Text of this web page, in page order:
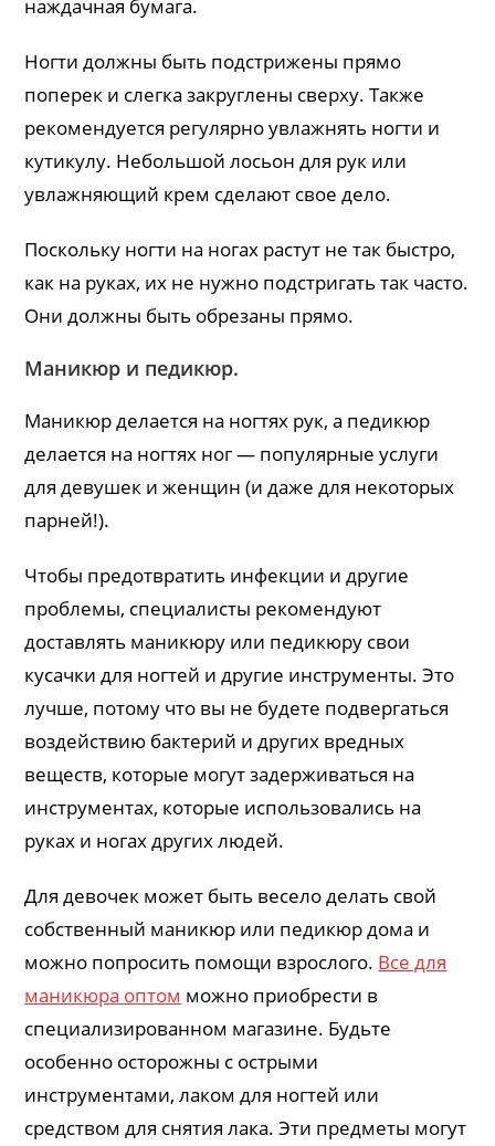
наждачная бумага.
Ногти должны быть подстрижены прямо
поперек и слегка закруглены сверху. Также
рекомендуется регулярно увлажнять ногти и
кутикулу. Небольшой лосьон для рук или
увлажняющий крем сделают свое дело.
Поскольку ногти на ногах растут не так быстро,
как на руках, их не нужно подстригать так часто.
Они должны быть обрезаны прямо.
Маникюр и педикюр.
Маникюр делается на ногтях рук, а педикюр
делается на ногтях ног — популярные услуги
для девушек и женщин (и даже для некоторых
парней!).
Чтобы предотвратить инфекции и другие
проблемы, специалисты рекомендуют
доставлять маникюру или педикюру свои
кусачки для ногтей и другие инструменты. Это
лучше, потому что вы не будете подвергаться
воздействию бактерий и других вредных
веществ, которые могут задерживаться на
инструментах, которые использовались на
руках и ногах других людей.
Для девочек может быть весело делать свой
собственный маникюр или педикюр дома и
можно попросить помощи взрослого. Все для
маникюра оптом можно приобрести в
специализированном магазине. Будьте
особенно осторожны с острыми
инструментами, лаком для ногтей или
средством для снятия лака. Эти предметы могут